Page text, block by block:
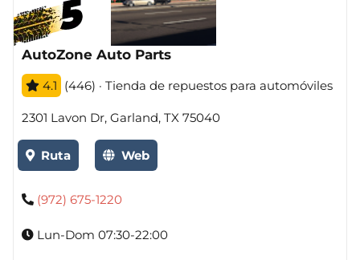
AutoZone Auto Parts
4.1 (446) · Tienda de repuestos para automóviles
2301 Lavon Dr, Garland, TX 75040
Ruta Web
(972) 675-1220
Lun-Dom 07:30-22:00